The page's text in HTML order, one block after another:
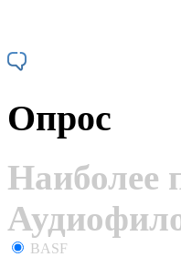
Опрос
Наиболее
BASF